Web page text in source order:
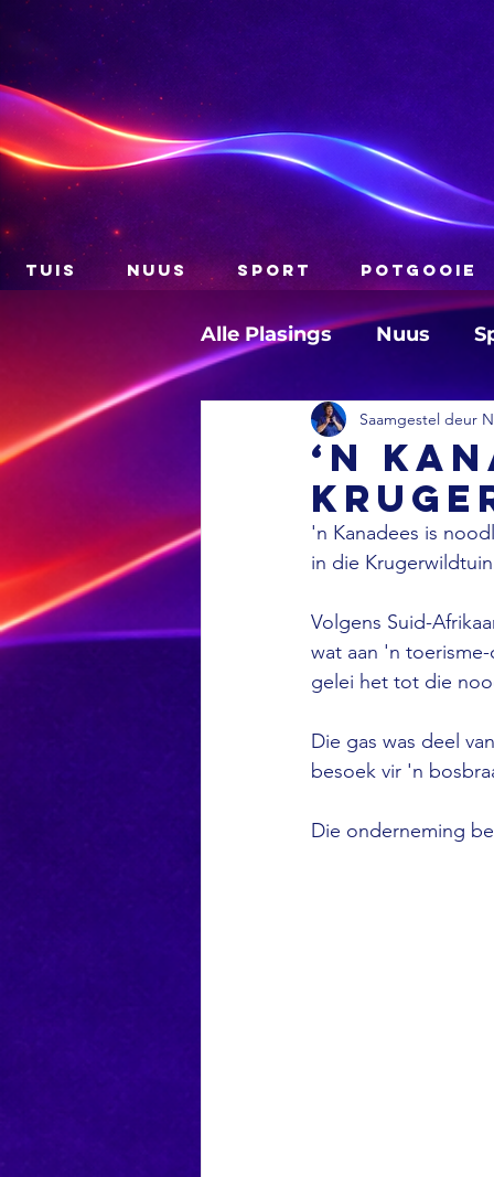
TUIS NUUS SPORT POTGOOIE
Alle Plasings Nuus
‘n
Saamgestel deur
'n Kanadees is
in die
Volgens Suid-
wat aan 'n
gelei het tot die
Die gas was deel
besoek vir 'n
Die onderneming